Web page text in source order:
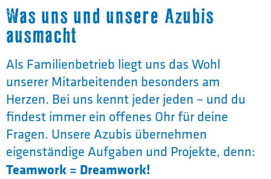
Was uns und unsere Azubis
ausmacht
Als Familienbetrieb liegt uns das Wohl
unserer Mitarbeitenden besonders am
Herzen. Bei uns kennt jeder jeden – und du
findest immer ein offenes Ohr für deine
Fragen. Unsere Azubis übernehmen
eigenständige Aufgaben und Projekte, denn:
Teamwork = Dreamwork!